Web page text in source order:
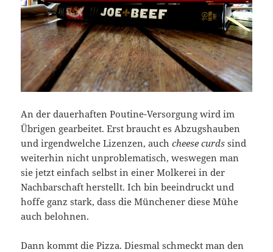
An der dauerhaften Poutine-Versorgung wird im
Übrigen gearbeitet. Erst braucht es Abzugshauben
und irgendwelche Lizenzen, auchcheese curds sind
weiterhin nicht unproblematisch, weswegen man
sie jetzt einfach selbst in einer Molkerei in der
Nachbarschaft herstellt. Ich bin beeindruckt und
hoffe ganz stark, dass die Münchener diese Mühe
auch belohnen.
Dann kommt die Pizza. Diesmal schmeckt man den